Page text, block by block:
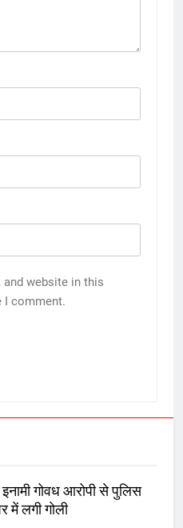
and website in this
I comment.
गोवध आरोपी से पुलिस
में लगी गोली